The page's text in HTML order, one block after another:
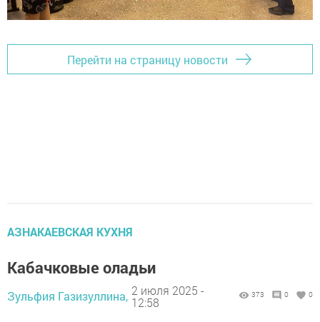
Перейти на страницу новости
АЗНАКАЕВСКАЯ КУХНЯ
Кабачковые оладьи
Зульфия Газизуллина, 2 июля 2025 -
12:58
373 0 0